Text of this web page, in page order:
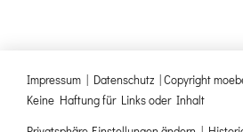
Impressum | Datenschutz | Copyright
Keine Haftung für Links oder Inhalt